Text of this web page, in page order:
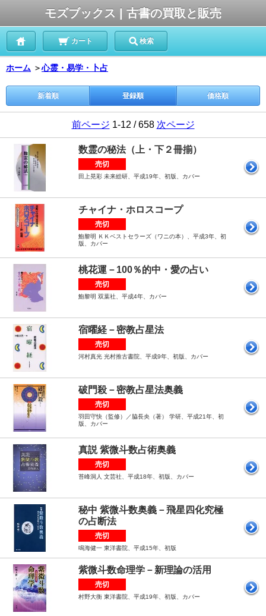
モズブックス | 古書の買取と販売
カート 検索
ホーム ＞心霊・易学・卜占
新着順 登録順 価格順
前ページ 1-12 / 658 次ページ
数霊の秘法（上・下２冊揃）
売切
田上晃彩 未来総研、平成19年、初版、カバー
チャイナ・ホロスコープ
売切
鮑黎明 ＫＫベストセラーズ（ワニの本）、平成3年、初
版、カバー
桃花運－100％的中・愛の占い
売切
鮑黎明 双葉社、平成4年、カバー
宿曜経－密教占星法
売切
河村真光 光村推古書院、平成9年、初版、カバー
破門殺－密教占星法奥義
売切
羽田守快（監修）／脇長央（著） 学研、平成21年、初
版、カバー
真説 紫微斗数占術奥義
売切
苔峰洞人 文芸社、平成18年、初版、カバー
秘中 紫微斗数奥義－飛星四化究極
の占断法
売切
鳴海健一 東洋書院、平成15年、初版
紫微斗数命理学－新理論の活用
売切
村野大衡 東洋書院、平成19年、初版、カバー